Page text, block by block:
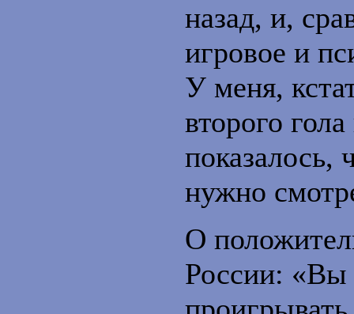
назад, и,
игровое и
У меня,
второго
показалось,
нужно
О
России: «Вы